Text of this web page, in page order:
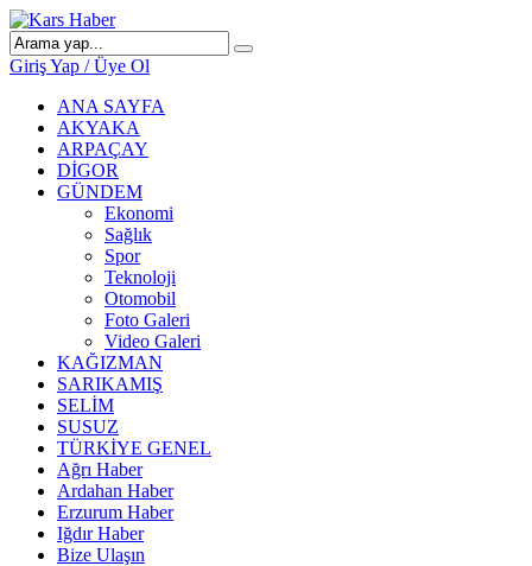
Giriş Yap / Üye Ol
ANA SAYFA
AKYAKA
ARPAÇAY
DİGOR
GÜNDEM
Ekonomi
Sağlık
Spor
Teknoloji
Otomobil
Foto Galeri
Video Galeri
KAĞIZMAN
SARIKAMIŞ
SELİM
SUSUZ
TÜRKİYE GENEL
Ağrı Haber
Ardahan Haber
Erzurum Haber
Iğdır Haber
Bize Ulaşın